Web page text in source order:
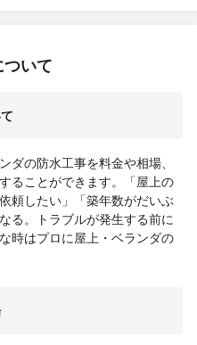
いて
ダの防水工事を料金や相場、
ることができます。「屋上の
頼したい」「築年数がだいぶ
る。トラブルが発生する前に
時はプロに屋上・ベランダの